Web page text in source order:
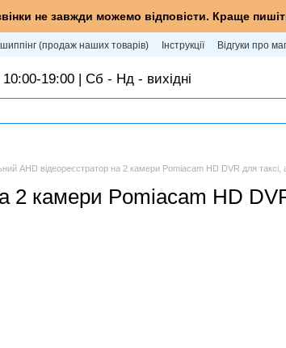
не завжди можемо відповісти. Краще
(продаж наших товарів) Інструкції Відгуки про
19:00 | Сб - Нд - вихідні
AHD відеореєстратор на 2 камери Pomiacam HD DVR для
2 камери Pomiacam HD